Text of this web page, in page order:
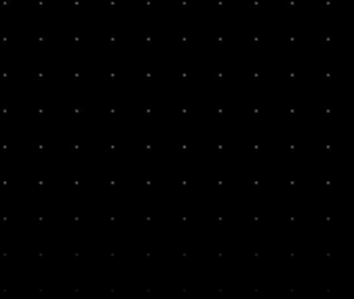
info@bctarchitecten.nl
+31 (0)53 4 884 884
capitool 15 enschede